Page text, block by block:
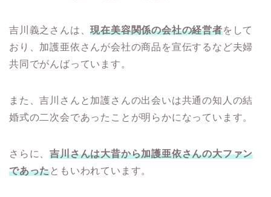
吉川義之さんは、現在美容関係の会社の経営者をして
おり、加護亜依さんが会社の商品を宣伝するなど夫婦
共同でがんばっています。
また、吉川さんと加護さんの出会いは共通の知人の結
婚式の二次会であったことが明らかになっています。
さらに、吉川さんは大昔から加護亜依さんの大ファン
であったともいわれています。